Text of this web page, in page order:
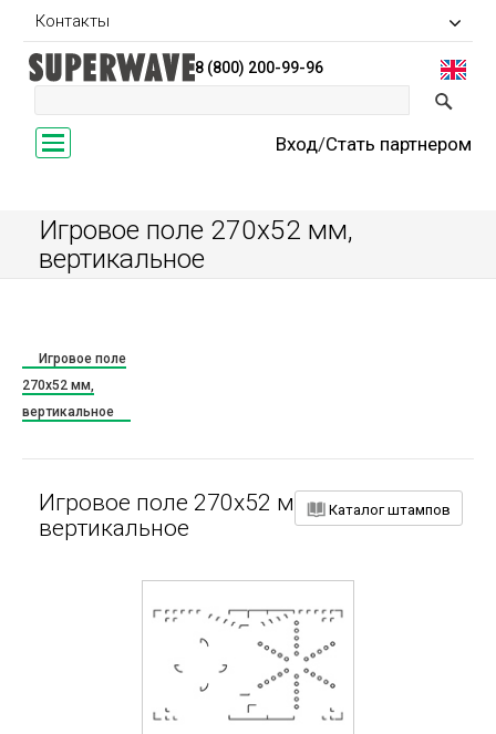
Контакты
8 (800) 200-99-96
Toggle
navigation
Вход/Стать партнером
Игровое поле 270x52 мм,
вертикальное
Игровое поле
270x52 мм,
вертикальное
Каталог штампов
Игровое поле 270x52 мм,
вертикальное